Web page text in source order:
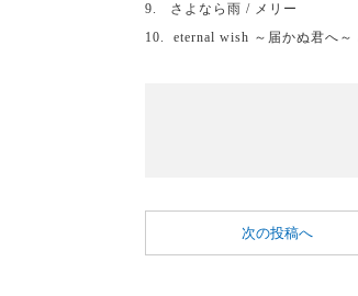
9. さよなら雨 / メリー
10.
eternal wish ～届かぬ君へ～
次の投稿へ